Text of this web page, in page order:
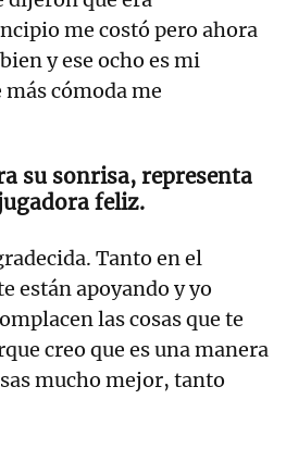
me costó pero ahora
y ese ocho es mi
cómoda me
su sonrisa, representa
feliz.
Tanto en el
están apoyando y yo
las cosas que te
creo que es una manera
mucho mejor, tanto